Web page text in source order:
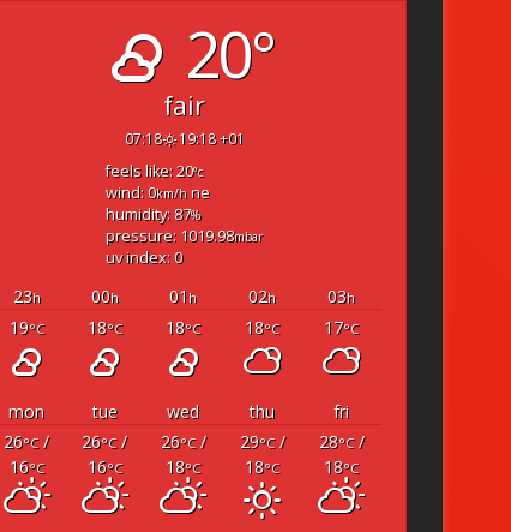
20°
fair
07:18 19:18 +01
feels like: 20°c
wind: 0km/h ne
humidity: 87%
pressure: 1019.98mbar
uv index: 0
23h 00h 01 h 02h 03h
19°C 18°C 18°C 18°C 17°C
mon tue wed thu
fri
26°C/
16°C
26°C/
16°C
26°C/
18°C
29°C/
18°C
28°C/
18°C